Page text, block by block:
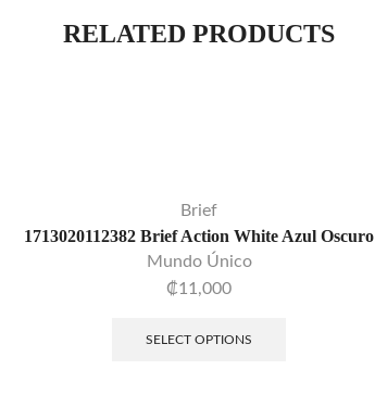
RELATED PRODUCTS
Brief
1713020112382 Brief Action White Azul Oscuro
Mundo Único
₡11,000
SELECT OPTIONS